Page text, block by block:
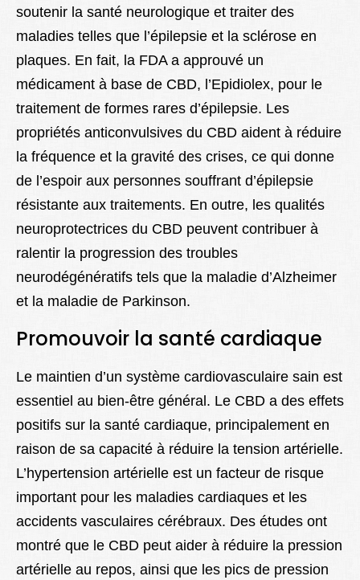
soutenir la santé neurologique et traiter des
maladies telles que l’épilepsie et la sclérose en
plaques. En fait, la FDA a approuvé un
médicament à base de CBD, l’Epidiolex, pour le
traitement de formes rares d’épilepsie. Les
propriétés anticonvulsives du CBD aident à réduire
la fréquence et la gravité des crises, ce qui donne
de l’espoir aux personnes souffrant d’épilepsie
résistante aux traitements. En outre, les qualités
neuroprotectrices du CBD peuvent contribuer à
ralentir la progression des troubles
neurodégénératifs tels que la maladie d’Alzheimer
et la maladie de Parkinson.
Promouvoir la santé cardiaque
Le maintien d’un système cardiovasculaire sain est
essentiel au bien-être général. Le CBD a des effets
positifs sur la santé cardiaque, principalement en
raison de sa capacité à réduire la tension artérielle.
L’hypertension artérielle est un facteur de risque
important pour les maladies cardiaques et les
accidents vasculaires cérébraux. Des études ont
montré que le CBD peut aider à réduire la pression
artérielle au repos, ainsi que les pics de pression